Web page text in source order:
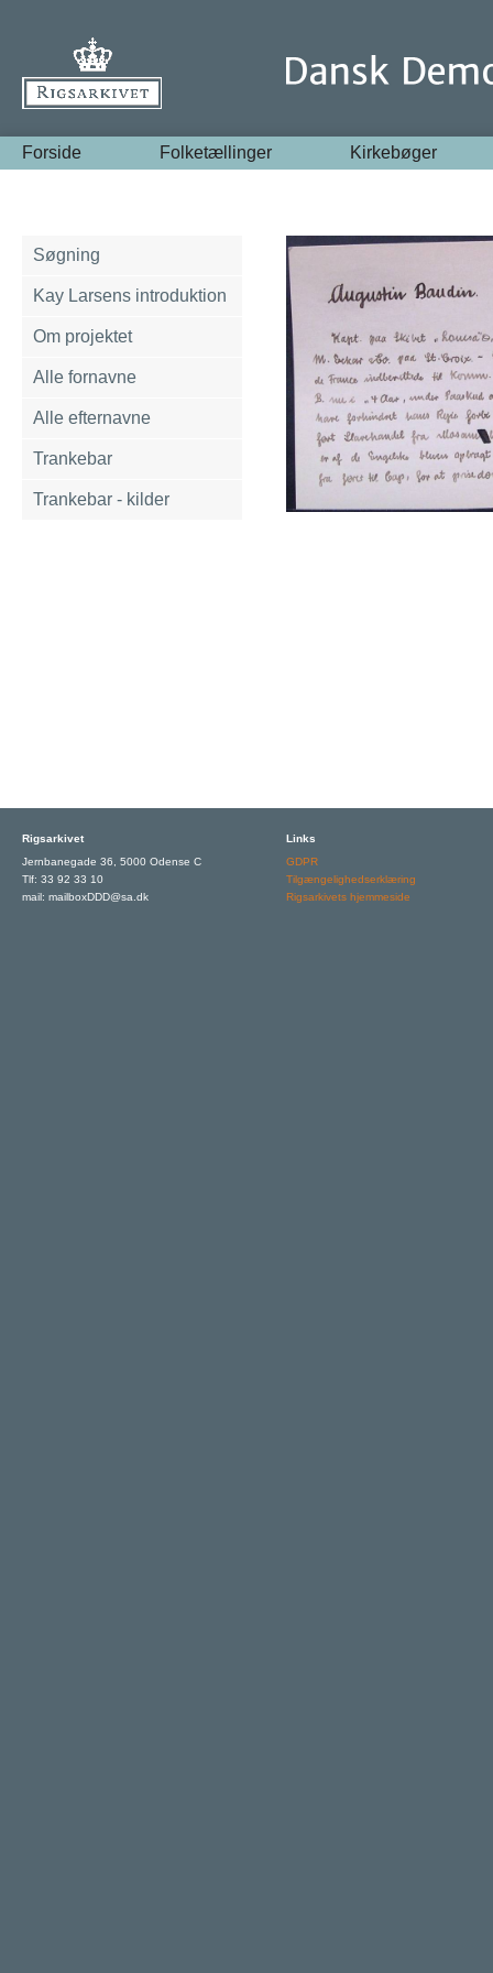
Forside Folketællinger Kirkebøger
Søgning
Kay Larsens introduktion
Om projektet
Alle fornavne
Alle efternavne
Trankebar
Trankebar - kilder
Rigsarkivet
Jernbanegade 36, 5000 Odense C
Tlf: 33 92 33 10
mail: mailboxDDD@sa.dk
Links
GDPR
Tilgængelighedserklæring
Rigsarkivets hjemmeside